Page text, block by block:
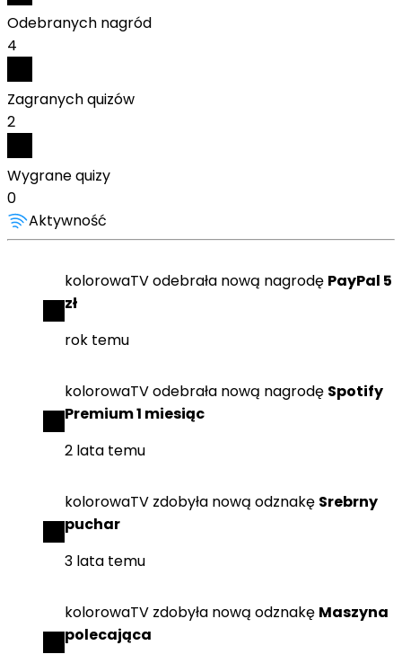
Odebranych nagród
4
Zagranych quizów
2
Wygrane quizy
0
Aktywność
kolorowaTVodebrała nową nagrodę PayPal 5
zł
rok temu
kolorowaTVodebrała nową nagrodę Spotify
Premium 1 miesiąc
2 lata temu
kolorowaTV zdobyła nową odznakę Srebrny
puchar
3 lata temu
kolorowaTV zdobyła nową odznakę Maszyna
polecająca